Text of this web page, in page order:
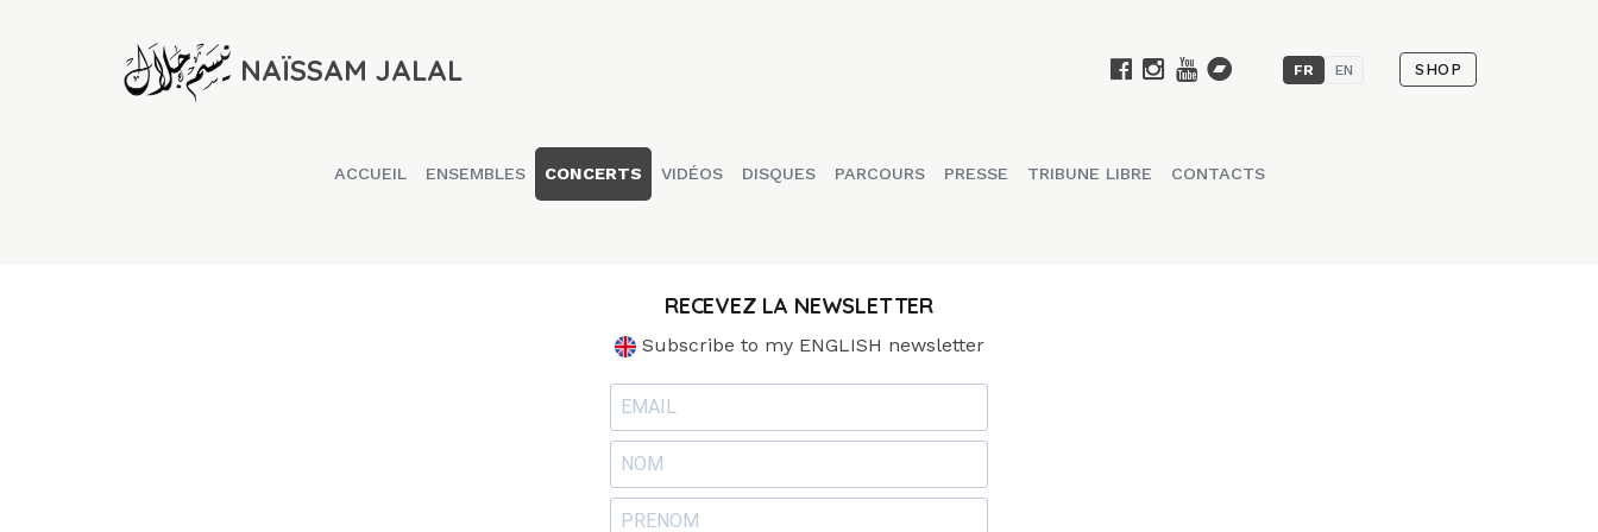
NAÏSSAM JALAL FR EN SHOP
ACCUEIL ENSEMBLES CONCERTS VIDÉOS DISQUES PARCOURS PRESSE TRIBUNE LIBRE CONTACTS
RECEVEZ LA NEWSLETTER
Subscribe to my ENGLISH newsletter